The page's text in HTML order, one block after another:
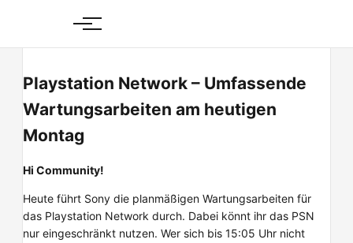
content
Playstation Network – Umfassende
Wartungsarbeiten am heutigen
Montag
Hi Community!
Heute führt Sony die planmäßigen Wartungsarbeiten für
das Playstation Network durch. Dabei könnt ihr das PSN
nur eingeschränkt nutzen. Wer sich bis 15:05 Uhr nicht